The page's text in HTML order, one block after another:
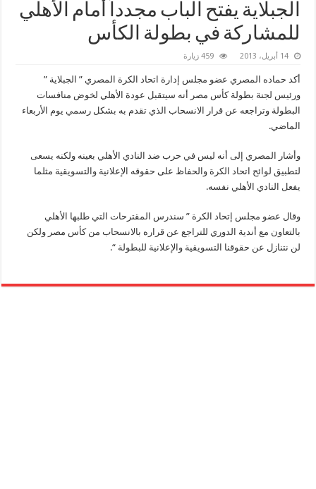
الجبلاية يفتح الباب مجدداً أمام الأهلي
للمشاركة في بطولة الكأس
14 أبريل، 2013 459 زيارة
أكد حماده المصري عضو مجلس إدارة اتحاد الكرة المصري ” الجبلاية ”
ورئيس لجنة بطولة كأس مصر أنه سيتقبل عودة الأهلي لخوض منافسات
البطولة وتراجعه عن قرار الانسحاب الذي تقدم به بشكل رسمي يوم الأربعاء
الماضي.
وأشار المصري إلى أنه ليس في حرب ضد النادي الأهلي بعينه ولكنه يسعى
لتطبيق لوائح اتحاد الكرة والحفاظ على حقوقه الإعلانية والتسويقية مثلما
يفعل النادي الأهلي نفسه.
وقال عضو مجلس إتحاد الكرة ” سندرس المقترحات التي طلبها الأهلي
بالتعاون مع أندية الدوري للتراجع عن قراره بالانسحاب من كأس مصر ولكن
لن نتنازل عن حقوقنا التسويقية والإعلانية للبطولة “.